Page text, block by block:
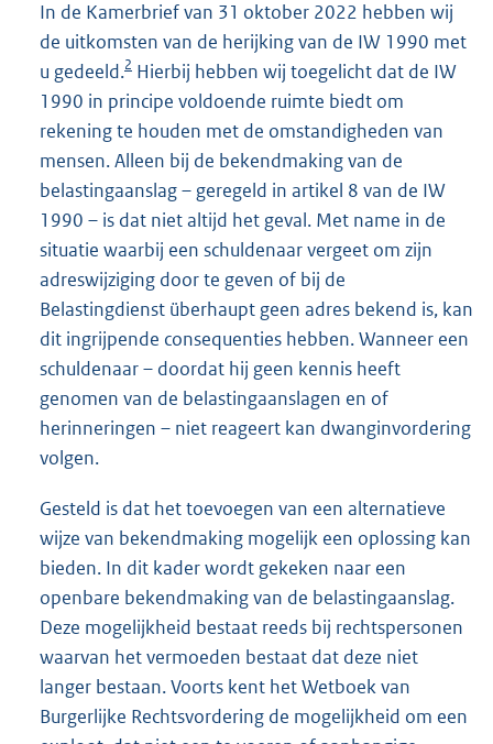
In de Kamerbrief van 31 oktober 2022 hebben wij
de uitkomsten van de herijking van de IW 1990 met
u gedeeld.2 Hierbij hebben wij toegelicht dat de IW
1990 in principe voldoende ruimte biedt om
rekening te houden met de omstandigheden van
mensen. Alleen bij de bekendmaking van de
belastingaanslag – geregeld in artikel 8 van de IW
1990 – is dat niet altijd het geval. Met name in de
situatie waarbij een schuldenaar vergeet om zijn
adreswijziging door te geven of bij de
Belastingdienst überhaupt geen adres bekend is, kan
dit ingrijpende consequenties hebben. Wanneer een
schuldenaar – doordat hij geen kennis heeft
genomen van de belastingaanslagen en of
herinneringen – niet reageert kan dwanginvordering
volgen.
Gesteld is dat het toevoegen van een alternatieve
wijze van bekendmaking mogelijk een oplossing kan
bieden. In dit kader wordt gekeken naar een
openbare bekendmaking van de belastingaanslag.
Deze mogelijkheid bestaat reeds bij rechtspersonen
waarvan het vermoeden bestaat dat deze niet
langer bestaan. Voorts kent het Wetboek van
Burgerlijke Rechtsvordering de mogelijkheid om een